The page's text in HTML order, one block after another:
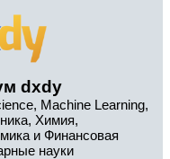
dxdy
Machine Learning,
Химия,
и Финансовая
науки